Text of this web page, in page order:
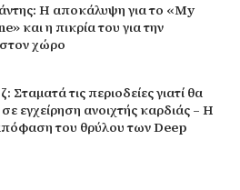
Η αποκάλυψη για το «My
και η πικρία του για την
χώρο
Σταματά τις περιοδείες γιατί θα
εγχείρηση ανοιχτής καρδιάς – Η
του θρύλου των Deep